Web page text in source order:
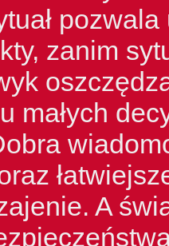
zanim
małych
A